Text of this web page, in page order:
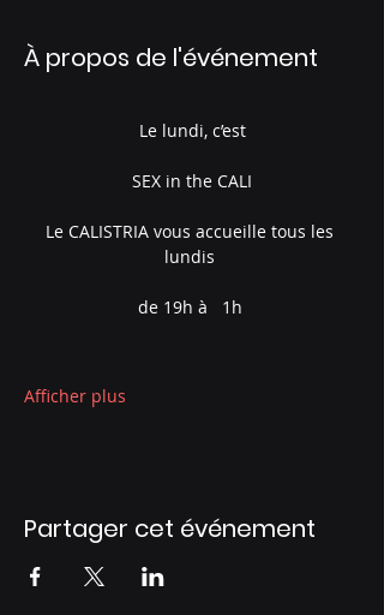
À propos de l'événement
Le lundi, c’est
SEX in the CALI
Le CALISTRIA vous accueille tous les
lundis
de 19h à   1h
Afficher plus
Partager cet événement